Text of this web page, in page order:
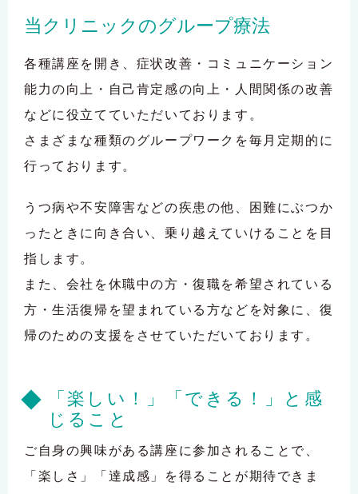
当クリニックのグループ療法
各種講座を開き、症状改善・コミュニケーション
能力の向上・自己肯定感の向上・人間関係の改善
などに役立てていただいております。
さまざまな種類のグループワークを毎月定期的に
行っております。
うつ病や不安障害などの疾患の他、困難にぶつか
ったときに向き合い、乗り越えていけることを目
指します。
また、会社を休職中の方・復職を希望されている
方・生活復帰を望まれている方などを対象に、復
帰のための支援をさせていただいております。
「楽しい！」「できる！」と感
じること
ご自身の興味がある講座に参加されることで、
「楽しさ」「達成感」を得ることが期待できま